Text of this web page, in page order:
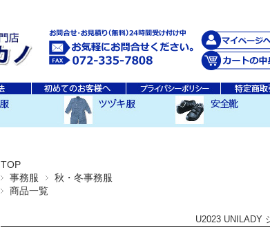
TOP
事務服
秋・冬事務服
商品一覧
U2023 UNILADY